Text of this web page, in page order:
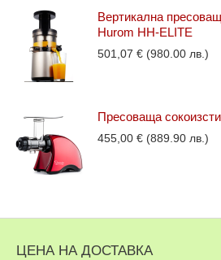
Вертикална
Hurom HH-ELITE
501,07 € (980.00 лв.)
Пресоваща
455,00 € (889.90 лв.)
ЦЕНА НА ДОСТАВКА